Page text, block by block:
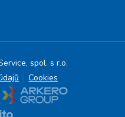
spol. s r.o.
Cookies